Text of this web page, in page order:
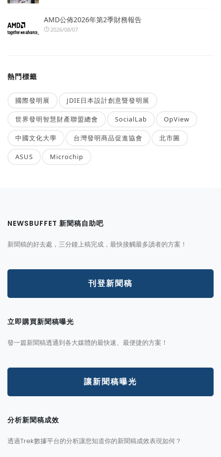
AMD公佈2026年第2季財務報告
2026/08/07
熱門標籤
國際發明展 JDIE日本設計創意暨發明展
世界發明智慧財產聯盟總會 SocialLab OpView
中國文化大學 台灣發明商品促進協會 北市圖
ASUS Microchip
NEWSBUFFET 新聞稿自助吧
新聞稿的好去處，三分鐘上稿完成，最快接觸最多讀者的方案！
刊登新聞稿
立即購買新聞稿曝光
發一篇新聞稿透通到各大媒體的最快速、最便捷的方案！
讓新聞稿曝光
分析新聞稿成效
透過Trek數據平台的分析讓您知道你的新聞稿成效表現如何？